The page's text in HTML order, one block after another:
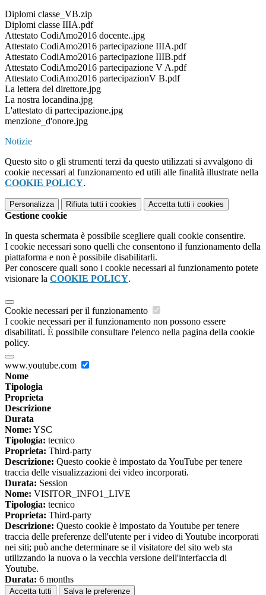
Diplomi classe_VB.zip
Diplomi classe IIIA.pdf
Attestato CodiAmo2016 docente..jpg
Attestato CodiAmo2016 partecipazione IIIA.pdf
Attestato CodiAmo2016 partecipazione IIIB.pdf
Attestato CodiAmo2016 partecipazione V A.pdf
Attestato CodiAmo2016 partecipazionV B.pdf
La lettera del direttore.jpg
La nostra locandina.jpg
L'attestato di partecipazione.jpg
menzione_d'onore.jpg
Notizie
Questo sito o gli strumenti terzi da questo utilizzati si avvalgono di
cookie necessari al funzionamento ed utili alle finalità illustrate nella
COOKIE POLICY.
Personalizza Rifiuta tutti i cookies Accetta tutti i cookies
Gestione cookie
In questa schermata è possibile scegliere quali cookie consentire.
I cookie necessari sono quelli che consentono il funzionamento della
piattaforma e non è possibile disabilitarli.
Per conoscere quali sono i cookie necessari al funzionamento potete
visionare la COOKIE POLICY.
Cookie necessari per il funzionamento
I cookie necessari per il funzionamento non possono essere
disabilitati. È possibile consultare l'elenco nella pagina della cookie
policy.
www.youtube.com
Nome
Tipologia
Proprieta
Descrizione
Durata
Nome: YSC
Tipologia: tecnico
Proprieta: Third-party
Descrizione: Questo cookie è impostato da YouTube per tenere
traccia delle visualizzazioni dei video incorporati.
Durata: Session
Nome: VISITOR_INFO1_LIVE
Tipologia: tecnico
Proprieta: Third-party
Descrizione: Questo cookie è impostato da Youtube per tenere
traccia delle preferenze dell'utente per i video di Youtube incorporati
nei siti; può anche determinare se il visitatore del sito web sta
utilizzando la nuova o la vecchia versione dell'interfaccia di
Youtube.
Durata: 6 months
Accetta tutti Salva le preferenze